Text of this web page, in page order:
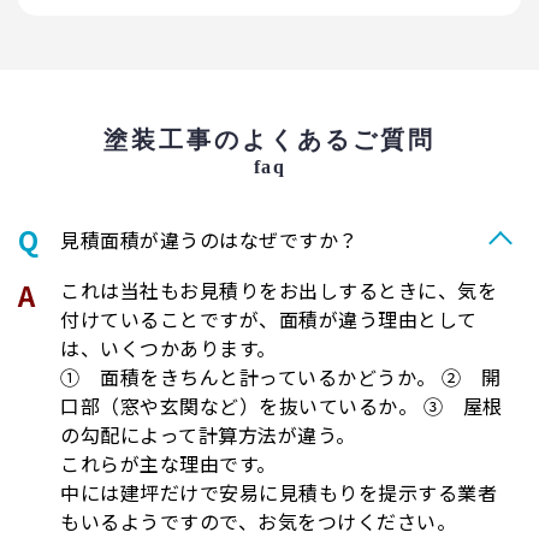
塗装工事のよくあるご質問
faq
⾒積⾯積が違うのはなぜですか？
これは当社もお見積りをお出しするときに、気を
付けていることですが、面積が違う理由として
は、いくつかあります。
① 面積をきちんと計っているかどうか。 ② 開
口部（窓や玄関など）を抜いているか。 ③ 屋根
の勾配によって計算方法が違う。
これらが主な理由です。
中には建坪だけで安易に見積もりを提示する業者
もいるようですので、お気をつけください。